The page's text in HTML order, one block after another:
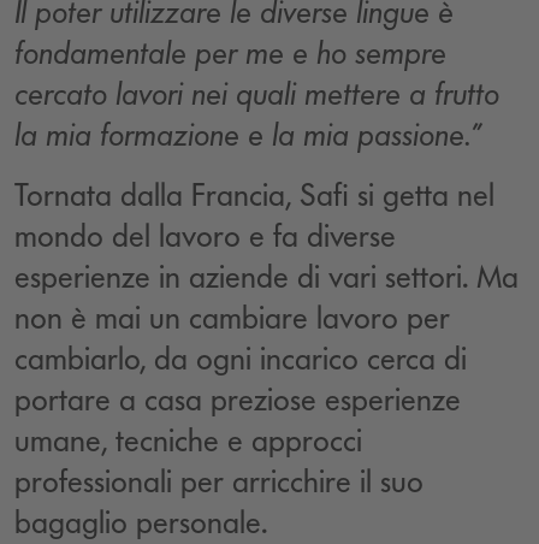
Il poter utilizzare le diverse lingue è
fondamentale per me e ho sempre
cercato lavori nei quali mettere a frutto
la mia formazione e la mia passione.”
Tornata dalla Francia, Safi si getta nel
mondo del lavoro e fa diverse
esperienze in aziende di vari settori. Ma
non è mai un cambiare lavoro per
cambiarlo, da ogni incarico cerca di
portare a casa preziose esperienze
umane, tecniche e approcci
professionali per arricchire il suo
bagaglio personale.